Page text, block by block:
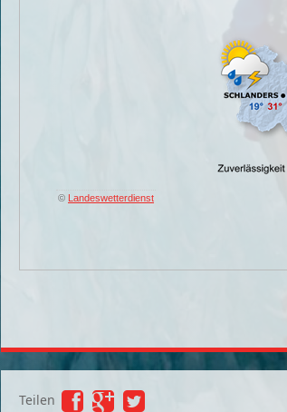
© Landeswetterdienst
Teilen